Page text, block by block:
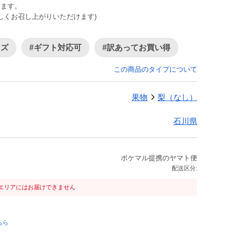
す。
くお召し上がりいただけます)
#ギフト対応可 #訳あってお買い得
この商品のタイプについて
果物 梨（なし）
石川県
ポケマル提携のヤマト便
配送区分:
リアにはお届けできません
ら